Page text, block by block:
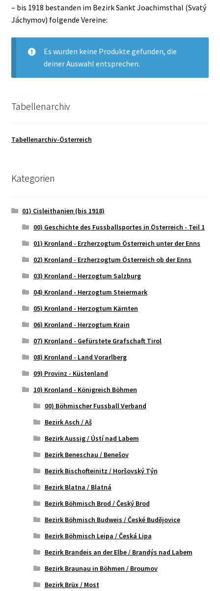
– bis 1918 bestanden im Bezirk Sankt Joachimsthal (Svatý
Jáchymov) folgende Vereine:
Es wurden keine Produkte gefunden, die
deiner Auswahl entsprechen.
Tabellenarchiv
Tabellenarchiv-Österreich
Kategorien
01) Cisleithanien (bis 1918)
00) Geschichte des Fussballsportes in Österreich - Teil 1
01) Kronland - Erzherzogtum Österreich unter der Enns
02) Kronland - Erzherzogtum Österreich ob der Enns
03) Kronland - Herzogtum Salzburg
04) Kronland - Herzogtum Steiermark
05) Kronland - Herzogtum Kärnten
06) Kronland - Herzogtum Krain
07) Kronland - Gefürstete Grafschaft Tirol
08) Kronland - Land Vorarlberg
09) Provinz - Küstenland
10) Kronland - Königreich Böhmen
00) Böhmischer Fussball Verband
Bezirk Asch / Aš
Bezirk Aussig / Ústí nad Labem
Bezirk Beneschau / Benešov
Bezirk Bischofteinitz / Horšovský Týn
Bezirk Blatna / Blatná
Bezirk Böhmisch Brod / Český Brod
Bezirk Böhmisch Budweis / České Budějovice
Bezirk Böhmisch Leipa / Česká Lipa
Bezirk Brandeis an der Elbe / Brandýs nad Labem
Bezirk Braunau in Böhmen / Broumov
Bezirk Brüx / Most